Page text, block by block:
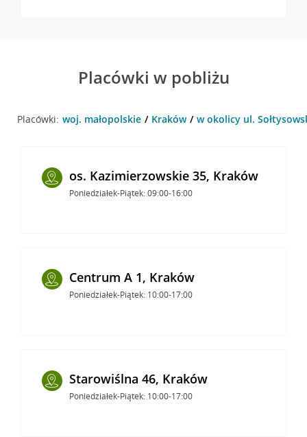
Placówki w pobliżu
Placówki: woj. małopolskie Kraków w okolicy ul.
os. Kazimierzowskie 35, Kraków
Poniedziałek-Piątek: 09:00-16:00
Centrum A 1, Kraków
Poniedziałek-Piątek: 10:00-17:00
Starowiślna 46, Kraków
Poniedziałek-Piątek: 10:00-17:00